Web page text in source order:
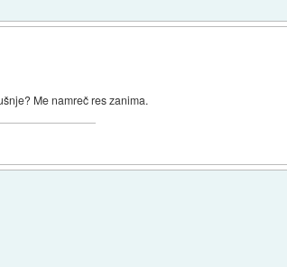
Me namreč res zanima.